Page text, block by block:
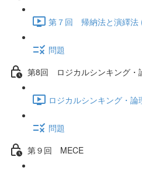
第７回 帰納法と演繹法
問題
第8回 ロジカルシンキング・
ロジカルシンキング・
問題
第９回 MECE